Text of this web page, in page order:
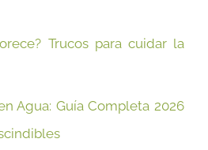
Trucos para cuidar la
Agua: Guía Completa 2026